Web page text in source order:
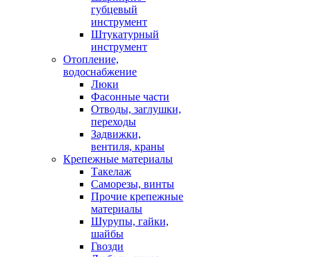
губцевый
инструмент
Штукатурный
инструмент
Отопление,
водоснабжение
Люки
Фасонные части
Отводы, заглушки,
переходы
Задвижки,
вентиля, краны
Крепежные материалы
Такелаж
Саморезы, винты
Прочие крепежные
материалы
Шурупы, гайки,
шайбы
Гвозди